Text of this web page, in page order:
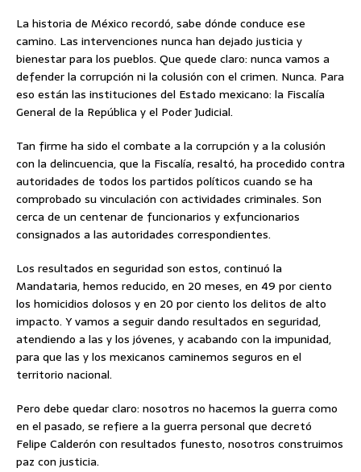
La historia de México recordó, sabe dónde conduce ese
camino. Las intervenciones nunca han dejado justicia y
bienestar para los pueblos. Que quede claro: nunca vamos a
defender la corrupción ni la colusión con el crimen. Nunca. Para
eso están las instituciones del Estado mexicano: la Fiscalía
General de la República y el Poder Judicial.
Tan firme ha sido el combate a la corrupción y a la colusión
con la delincuencia, que la Fiscalía, resaltó, ha procedido contra
autoridades de todos los partidos políticos cuando se ha
comprobado su vinculación con actividades criminales. Son
cerca de un centenar de funcionarios y exfuncionarios
consignados a las autoridades correspondientes.
Los resultados en seguridad son estos, continuó la
Mandataria, hemos reducido, en 20 meses, en 49 por ciento
los homicidios dolosos y en 20 por ciento los delitos de alto
impacto. Y vamos a seguir dando resultados en seguridad,
atendiendo a las y los jóvenes, y acabando con la impunidad,
para que las y los mexicanos caminemos seguros en el
territorio nacional.
Pero debe quedar claro: nosotros no hacemos la guerra como
en el pasado, se refiere a la guerra personal que decretó
Felipe Calderón con resultados funesto, nosotros construimos
paz con justicia.